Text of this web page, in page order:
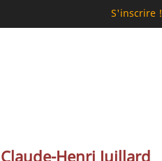
S'inscrire !
Claude-Henri Juillard